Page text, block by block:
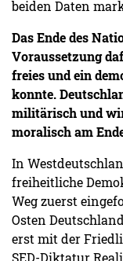
beiden Daten
Das Ende des
Voraussetzung
freies und ein
konnte.
militärisch und
moralisch am
In
freiheitliche
Weg zuerst
Osten
erst mit der
SED-Diktatur